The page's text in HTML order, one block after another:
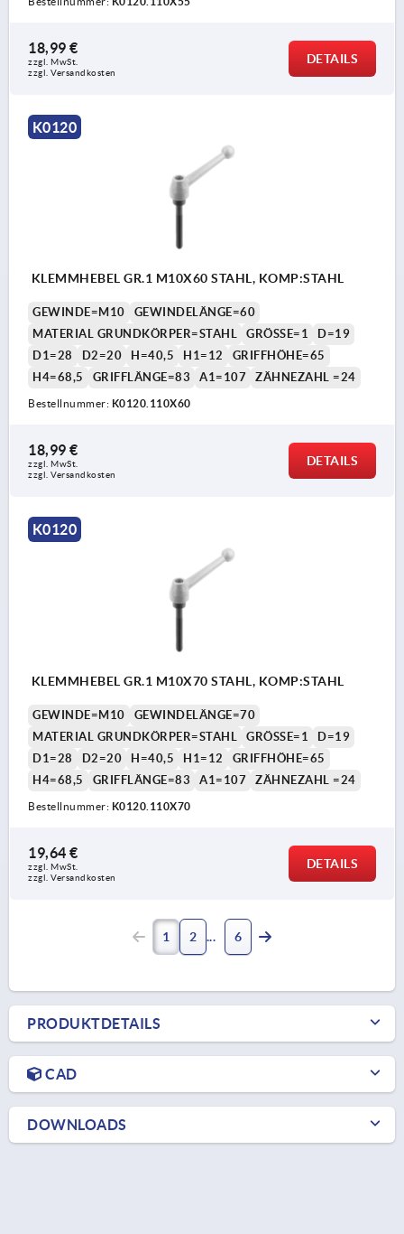
18,99 €
zzgl. MwSt.
zzgl. Versandkosten
DETAILS
K0120
KLEMMHEBEL GR.1 M10X60 STAHL, KOMP:STAHL
GEWINDE=M10
GEWINDELÄNGE=60
MATERIAL GRUNDKÖRPER=STAHL
GRÖSSE=1
D=19
D1=28
D2=20 H=40,5 H1=12
GRIFFHÖHE=65
H4=68,5
GRIFFLÄNGE=83 A1=107 ZÄHNEZAHL =24
Bestellnummer: K0120.110X60
18,99 €
zzgl. MwSt.
zzgl. Versandkosten
DETAILS
K0120
KLEMMHEBEL GR.1 M10X70 STAHL, KOMP:STAHL
GEWINDE=M10
GEWINDELÄNGE=70
MATERIAL GRUNDKÖRPER=STAHL
GRÖSSE=1
D=19
D1=28
D2=20 H=40,5 H1=12
GRIFFHÖHE=65
H4=68,5
GRIFFLÄNGE=83 A1=107 ZÄHNEZAHL =24
Bestellnummer: K0120.110X70
19,64 €
zzgl. MwSt.
zzgl. Versandkosten
DETAILS
1 2 6
PRODUKTDETAILS
CAD
DOWNLOADS